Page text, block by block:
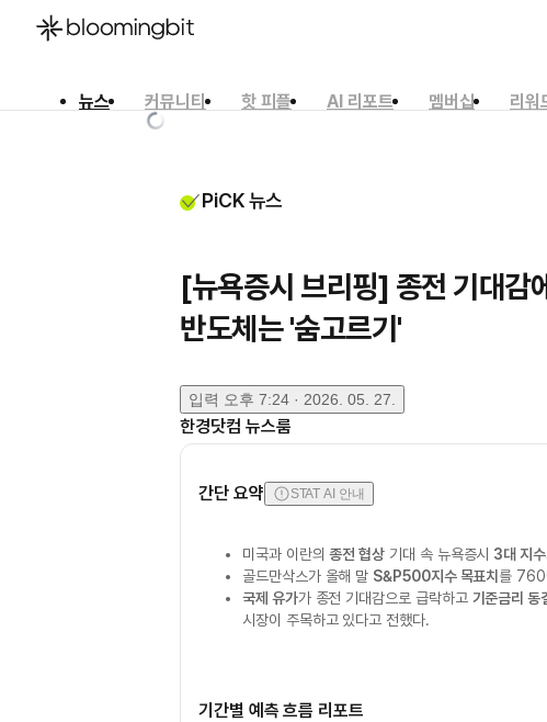
뉴스 커뮤니티 핫 피플 AI 리포트 멤버십
리워
PiCK 뉴스
[뉴욕증시 브리핑] 종전 기대
반도체는 '숨고르기'
입력 오후 7:24 · 2026. 05. 27.
한경닷컴 뉴스룸
간단 요약 STAT AI 안내
미국과 이란의종전 협상 기대 속 뉴욕증시 3대 지수
골드만삭스가 올해 말 S&P500지수 목표치 를
국제 유가가 종전 기대감으로 급락하고 기준금리 동
시장이 주목하고 있다고 전했다.
기간별 예측 흐름 리포트